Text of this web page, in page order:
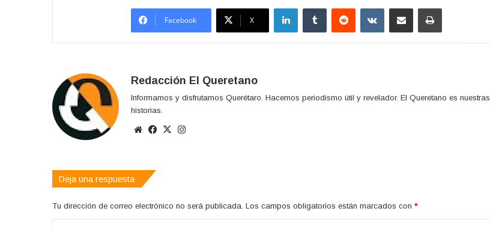
Facebook X
LinkedInTumblr Reddit VKontakteCompartir por correo electrónicoImprimir
Redacción El Queretano
Informamos y disfrutamos Querétaro. Hacemos periodismo útil y revelador. El Queretano es nuestras
historias.
Sitio
Facebook
X
Deja una respuesta
Tu dirección de correo electrónico no será publicada. Los campos obligatorios están marcados con *